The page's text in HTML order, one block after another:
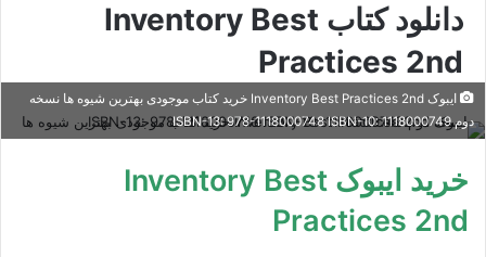
دانلود کتاب Inventory Best
Practices 2nd
ایبوک Inventory Best Practices 2nd خرید کتاب موجودی بهترین شیوه ها نسخه
دوم ISBN-13: 978-1118000748 ISBN-10: 1118000749
خرید ایبوک Inventory Best
Practices 2nd